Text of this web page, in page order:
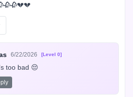
6/22/2026 [Level 0]
too bad 😔